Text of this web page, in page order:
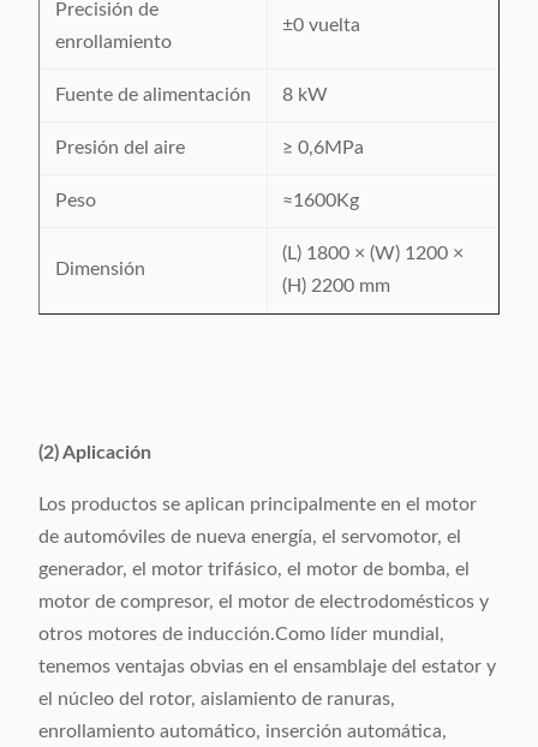
Precisión de
enrollamiento
±0 vuelta
Fuente de alimentación 8 kW
Presión del aire ≥ 0,6MPa
Peso ≈1600Kg
Dimensión
(L) 1800 × (W) 1200 ×
(H) 2200 mm
(2) Aplicación
Los productos se aplican principalmente en el motor
de automóviles de nueva energía, el servomotor, el
generador, el motor trifásico, el motor de bomba, el
motor de compresor, el motor de electrodomésticos y
otros motores de inducción.Como líder mundial,
tenemos ventajas obvias en el ensamblaje del estator y
el núcleo del rotor, aislamiento de ranuras,
enrollamiento automático, inserción automática,